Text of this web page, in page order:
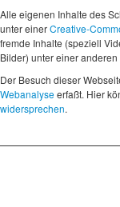
Alle eigenen Inhalte des
unter einerCreative-
fremde Inhalte (speziell
Bilder) unter einer
Der Besuch dieser
Webanalyseerfaßt. Hier
widersprechen.